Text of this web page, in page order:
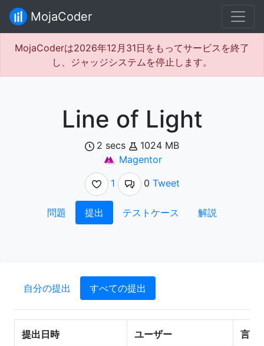
MojaCoder
MojaCoderは2026年12月31日をもってサービスを終了
し、ジャッジシステムを停止します。
Line of Light
2 secs
1024 MB
Magentor
1
0 Tweet
問題 提出 テストケース 解説
自分の提出 すべての提出
提出日時 ユーザー 言語